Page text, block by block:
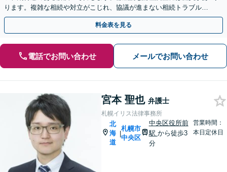
ります。複雑な相続や対立がこじれ、協議が進まない相続トラブルも
ぜひご相談ください。【土日祝・夜間相談対応可能】
料金表を見る
電話でお問い合わせ メールでお問い合わせ
宮本 聖也 弁護士
札幌イリス法律事務所
北
海
道
|
札幌市
中央区
中央区役所前
駅 から徒歩3
分
営業時間：
本日定休日